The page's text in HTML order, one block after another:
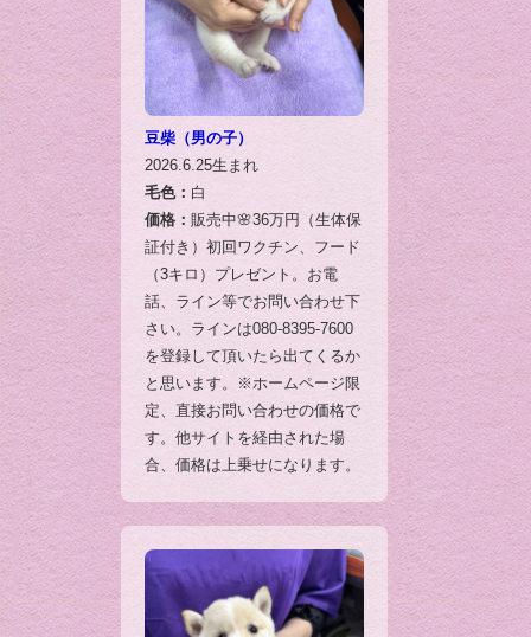
豆柴（男の子）
2026.6.25生まれ
毛色： 白
価格： 販売中🌸36万円（生体保
証付き）初回ワクチン、フード
（3キロ）プレゼント。お電
話、ライン等でお問い合わせ下
さい。ラインは080-8395-7600
を登録して頂いたら出てくるか
と思います。※ホームページ限
定、直接お問い合わせの価格で
す。他サイトを経由された場
合、価格は上乗せになります。